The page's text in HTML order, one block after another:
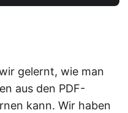
gelernt, wie man
aus den PDF-
kann. Wir haben